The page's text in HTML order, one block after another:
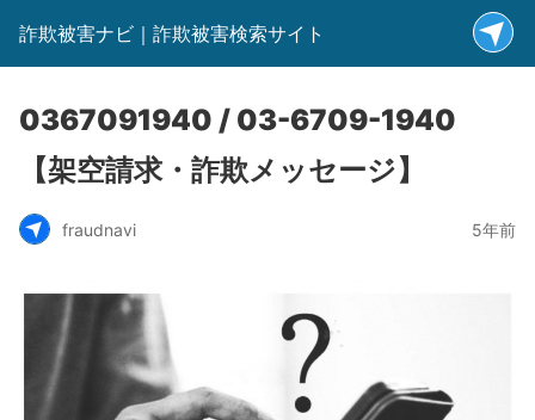
詐欺被害ナビ｜詐欺被害検索サイト
0367091940 / 03-6709-1940
【架空請求・詐欺メッセージ】
fraudnavi 5年前